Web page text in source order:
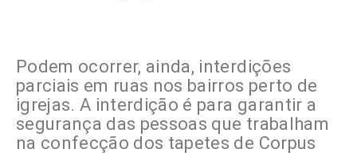
Podem ocorrer, ainda, interdições
parciais em ruas nos bairros perto de
igrejas. A interdição é para garantir a
segurança das pessoas que trabalham
na confecção dos tapetes de Corpus